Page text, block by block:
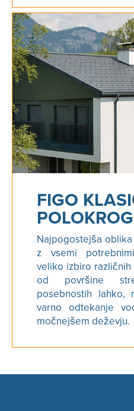
FIGO
Najpogostejša
z vsemi
veliko izbiro
od površine
posebnostih lahko,
varno odtekanje
močnejšem deževju.